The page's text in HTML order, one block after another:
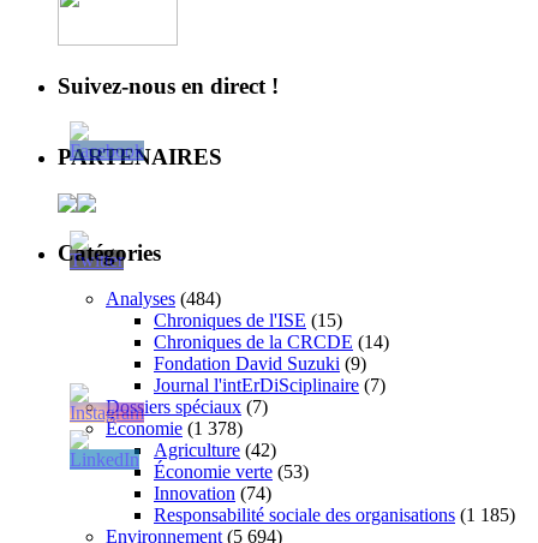
Suivez-nous en direct !
PARTENAIRES
Catégories
Analyses (484)
Chroniques de l'ISE (15)
Chroniques de la CRCDE (14)
Fondation David Suzuki (9)
Journal l'intErDiSciplinaire (7)
Dossiers spéciaux (7)
Économie (1 378)
Agriculture (42)
Économie verte (53)
Innovation (74)
Responsabilité sociale des organisations (1 185)
Environnement (5 694)